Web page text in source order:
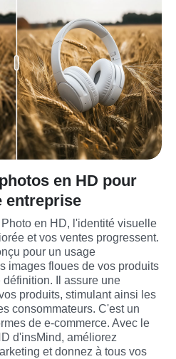
en HD pour
entreprise
en HD, l'identité visuelle
et vos ventes progressent.
pour un usage
images floues de vos produits
Il assure une
produits, stimulant ainsi les
consommateurs. C'est un
de e-commerce. Avec le
d'insMind, améliorez
et donnez à tous vos